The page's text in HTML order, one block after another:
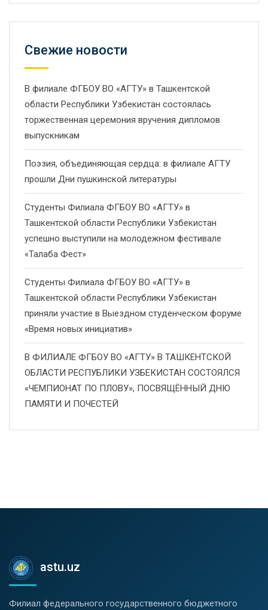
Свежие новости
В филиале ФГБОУ ВО «АГТУ» в Ташкентской
области Республики Узбекистан состоялась
торжественная церемония вручения дипломов
выпускникам
Поэзия, объединяющая сердца: в филиале АГТУ
прошли Дни пушкинской литературы
Студенты Филиала ФГБОУ ВО «АГТУ» в
Ташкентской области Республики Узбекистан
успешно выступили на молодежном фестивале
«Талаба Фест»
Студенты Филиала ФГБОУ ВО «АГТУ» в
Ташкентской области Республики Узбекистан
приняли участие в Выездном студенческом форуме
«Время новых инициатив»
В ФИЛИАЛЕ ФГБОУ ВО «АГТУ» В ТАШКЕНТСКОЙ
ОБЛАСТИ РЕСПУБЛИКИ УЗБЕКИСТАН СОСТОЯЛСЯ
«ЧЕМПИОНАТ ПО ПЛОВУ», ПОСВЯЩЁННЫЙ ДНЮ
ПАМЯТИ И ПОЧЕСТЕЙ
astu.uz
Филиал федерального государственного бюджетного